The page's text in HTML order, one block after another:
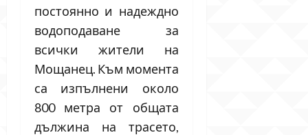
постоянно и надеждно
водоподаване за
всички жители на
Мощанец. Към момента
са изпълнени около
800 метра от общата
дължина на трасето,